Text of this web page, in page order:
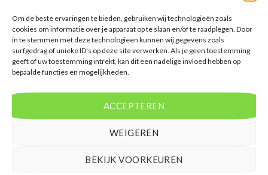
Om de beste ervaringen te bieden, gebruiken wij technologieën zoals
cookies om informatie over je apparaat op te slaan en/of te raadplegen. Door
in te stemmen met deze technologieën kunnen wij gegevens zoals
surfgedrag of unieke ID's op deze site verwerken. Als je geen toestemming
geeft of uw toestemming intrekt, kan dit een nadelige invloed hebben op
bepaalde functies en mogelijkheden.
ACCEPTEREN
WEIGEREN
BEKIJK VOORKEUREN